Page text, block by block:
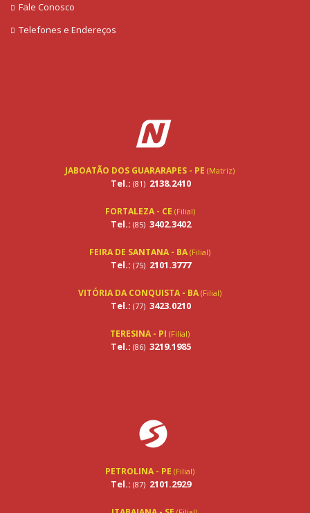
Fale Conosco
Telefones e Endereços
JABOATÃO DOS GUARARAPES - PE (Matriz)
Tel.: (81) 2138.2410
FORTALEZA - CE (Filial)
Tel.: (85) 3402.3402
FEIRA DE SANTANA - BA (Filial)
Tel.: (75) 2101.3777
VITÓRIA DA CONQUISTA - BA (Filial)
Tel.: (77) 3423.0210
TERESINA - PI (Filial)
Tel.: (86) 3219.1985
PETROLINA - PE (Filial)
Tel.: (87) 2101.2929